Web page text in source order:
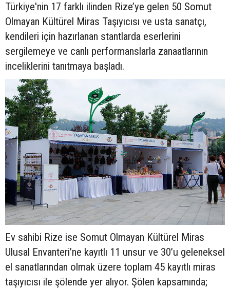
Türkiye'nin 17 farklı ilinden Rize’ye gelen 50 Somut
Olmayan Kültürel Miras Taşıyıcısı ve usta sanatçı,
kendileri için hazırlanan stantlarda eserlerini
sergilemeye ve canlı performanslarla zanaatlarının
inceliklerini tanıtmaya başladı.
Ev sahibi Rize ise Somut Olmayan Kültürel Miras
Ulusal Envanteri’ne kayıtlı 11 unsur ve 30’u geleneksel
el sanatlarından olmak üzere toplam 45 kayıtlı miras
taşıyıcısı ile şölende yer alıyor. Şölen kapsamında;